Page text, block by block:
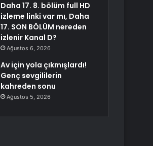
Daha 17. 8. bölüm full HD
izleme linki var mı, Daha
17. SON BÖLÜM nereden
izlenir Kanal D?
Ağustos 6, 2026
Av için yola çıkmışlardı!
Genç sevgililerin
kahreden sonu
Ağustos 5, 2026